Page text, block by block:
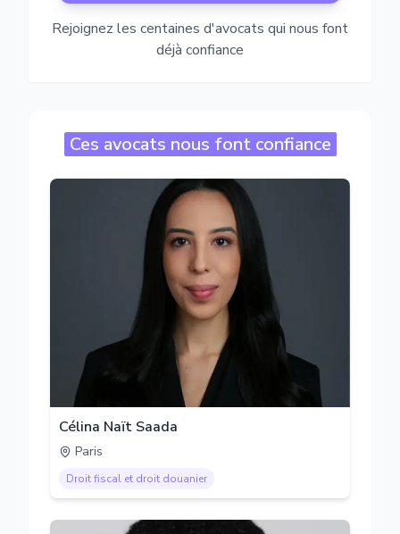
Rejoignez les centaines d'avocats qui nous font
déjà confiance
Ces avocats nous font confiance
Célina Naït Saada
Paris
Droit fiscal et droit douanier